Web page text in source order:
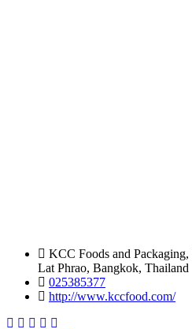
KCC Foods and
Lat Phrao, Bangkok, Thailand
025385377
http://www.kccfood.com/